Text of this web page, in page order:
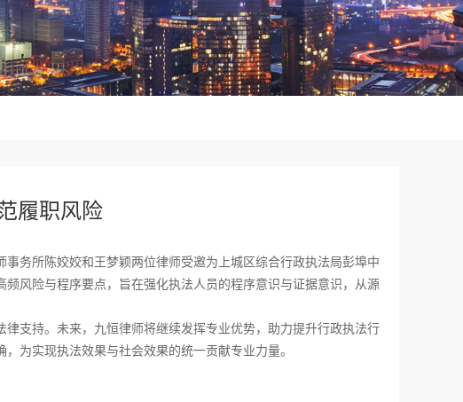
履职风险
务所陈姣姣和王梦颖两位律师受邀为上城区综合行政执法局彭埠中
风险与程序要点，旨在强化执法人员的程序意识与证据意识，从源
支持。未来，九恒律师将继续发挥专业优势，助力提升行政执法行
为实现执法效果与社会效果的统一贡献专业力量。